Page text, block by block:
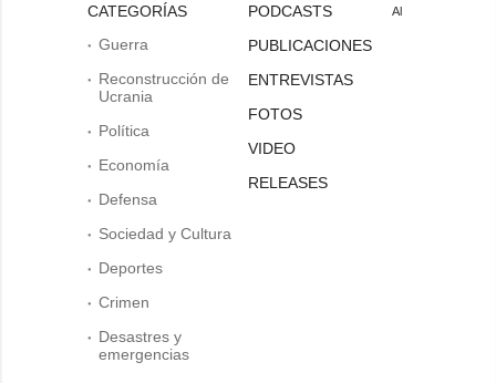
CATEGORÍAS
Guerra
Reconstrucción de
Ucrania
Política
Economía
Defensa
Sociedad y Cultura
Deportes
Crimen
Desastres y
emergencias
PODCASTS
PUBLICACIONES
ENTREVISTAS
FOTOS
VIDEO
RELEASES
Al